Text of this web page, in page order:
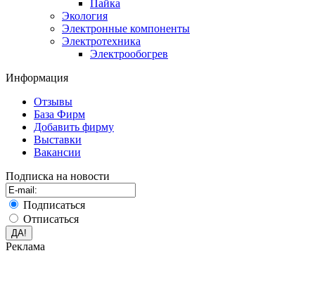
Пайка
Экология
Электронные компоненты
Электротехника
Электрообогрев
Информация
Отзывы
База Фирм
Добавить фирму
Выставки
Вакансии
Подписка на новости
Подписаться
Отписаться
Реклама